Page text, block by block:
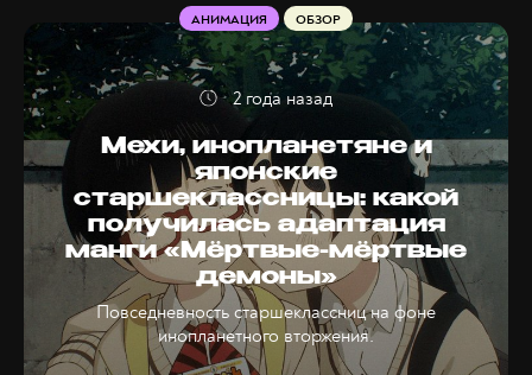
Мехи, инопланетяне и
японские
старшеклассницы: какой
получилась адаптация
манги «Мёртвые-мёртвые
демоны»
Повседневность старшеклассниц на фоне
инопланетного вторжения.
АНИМАЦИЯ ОБЗОР
2 года назад